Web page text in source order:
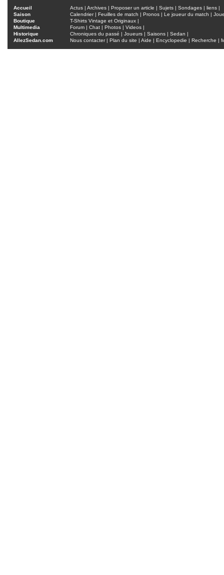
Accueil Actus | Archives | Proposer un article | Sujets | Sondages | liens |
Saison
Calendrier| Feuilles de match | Pronos | Le joueur du match |
Boutique
T-Shirts Vintage et Originaux |
Multimedia
Forum | Chat | Photos | Videos |
Historique
Chroniques du passé | Joueurs | Saisons | Sedan |
AllezSedan.com
Nous contacter| Plan du site | Aide | Encyclopedie | Recherche |